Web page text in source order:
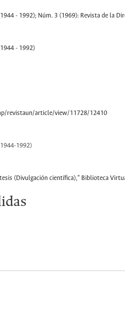
- 1992); Núm. 3 (1969): Revista de la
- 1992)
revistaun/article/view/11728/12410
1992)
(Divulgación científica),” Biblioteca